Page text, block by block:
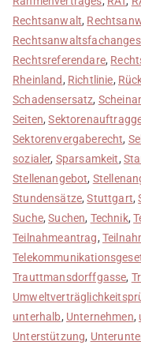
Rechtsanwalt,
Rechtsreferendare,
Rheinland, Richtlinie,
Schadensersatz,
Seiten,
Sektorenvergaberecht,
sozialer, Sparsamkeit,
Stellenangebot,
Stundensätze,Stuttgart,
Suche,Suchen, Technik,
Teilnahmeantrag,
Trauttmansdorffgasse,
unterhalb, Unternehmen,
Unterstützung,